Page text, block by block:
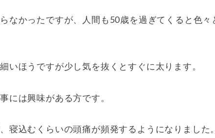
なかったですが、人間も50歳を過ぎてくると色々
いほうですが少し気を抜くとすぐに太ります。
には興味がある方です。
寝込むくらいの頭痛が頻発するようになりました